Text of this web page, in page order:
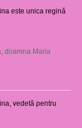
este unica regină
doamna Maria
vedetă pentru